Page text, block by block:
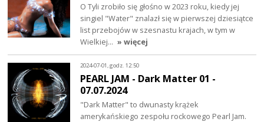
O Tyli zrobiło się głośno w 2023 roku, kiedy jej
singiel "Water" znalazł się w pierwszej dziesiątce
list przebojów w szesnastu krajach, w tym w
Wielkiej… » więcej
2024-07-01, godz. 12:50
PEARL JAM - Dark Matter 01 -
07.07.2024
"Dark Matter" to dwunasty krążek
amerykańskiego zespołu rockowego Pearl Jam.